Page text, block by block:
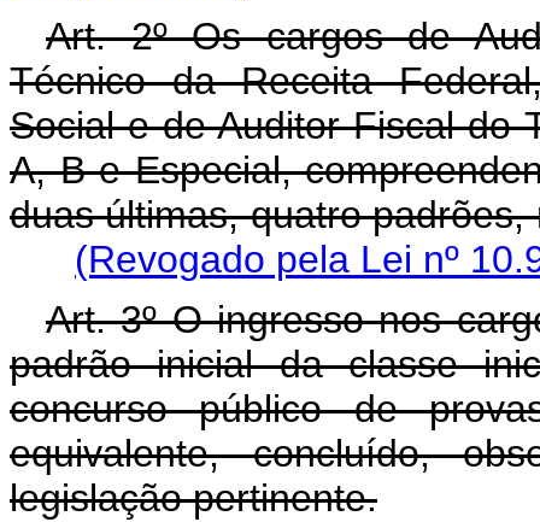
Art. 2º Os cargos de
Técnico da Receita
Social e de Auditor-Fiscal do
A, B e Especial,
duas últimas, quatro
(Revogado pela Lei nº
Art. 3º O ingresso nos
padrão inicial da classe
concurso público de
equivalente, concluído,
legislação pertinente.